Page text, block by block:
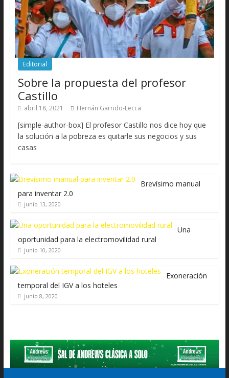
Editorial
Sobre la propuesta del profesor
Castillo
abril 18, 2021 Hernán Garrido-Lecca
[simple-author-box] El profesor Castillo nos dice hoy que
la solución a la pobreza es quitarle sus negocios y sus
casas
Brevísimo manual
para inventar 2.0
junio 13, 2020
Una
oportunidad para la electromovilidad rural
junio 10, 2020
Exoneración
temporal del IGV a los hoteles
junio 8, 2020